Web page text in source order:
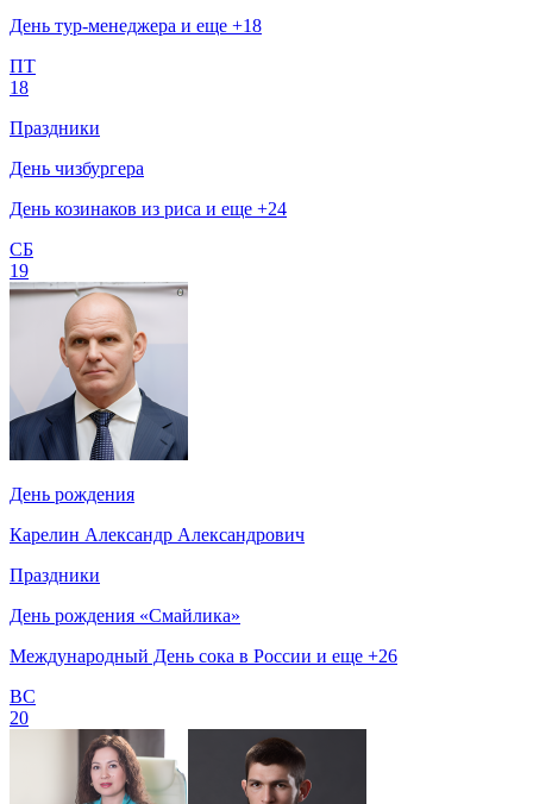
День тур-менеджера и еще +18
ПТ
18
Праздники
День чизбургера
День козинаков из риса и еще +24
СБ
19
День рождения
Карелин Александр Александрович
Праздники
День рождения «Смайлика»
Международный День сока в России и еще +26
ВС
20